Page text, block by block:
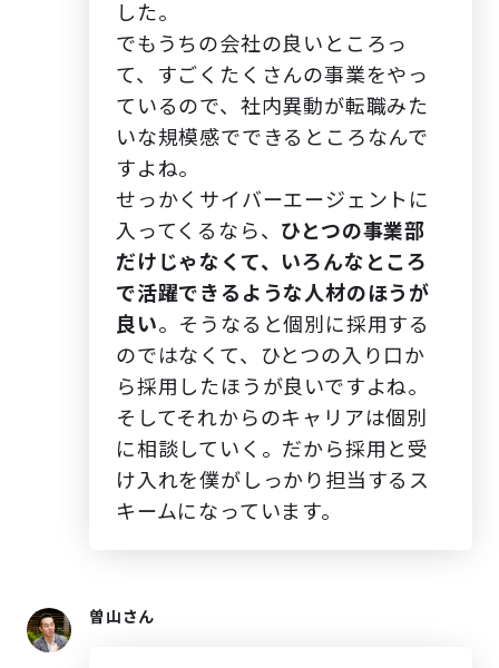
した。
でもうちの会社の良いところっ
て、すごくたくさんの事業をやっ
ているので、社内異動が転職みた
いな規模感でできるところなんで
すよね。
せっかくサイバーエージェントに
入ってくるなら、 ひとつの事業部
だけじゃなくて、いろんなところ
で活躍できるような人材のほうが
良い。そうなると個別に採用する
のではなくて、ひとつの入り口か
ら採用したほうが良いですよね。
そしてそれからのキャリアは個別
に相談していく。だから採用と受
け入れを僕がしっかり担当するス
キームになっています。
曽山さん